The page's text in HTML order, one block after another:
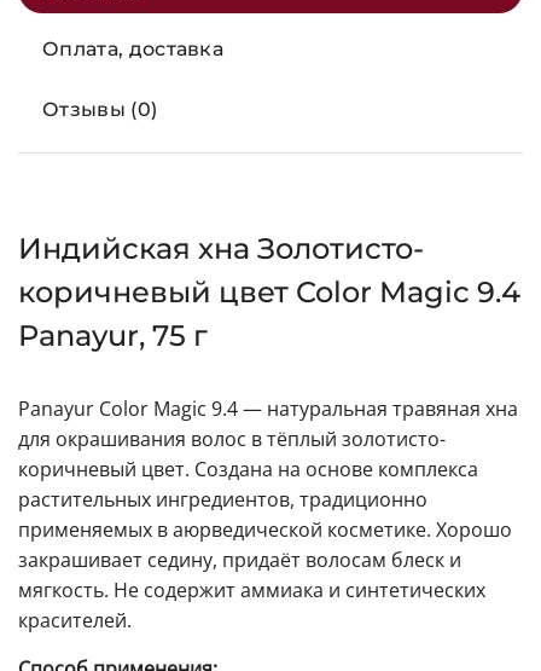
Оплата, доставка
Отзывы (0)
Индийская хна Золотисто-
коричневый цвет Color Magic 9.4
Panayur, 75 г
Panayur Color Magic 9.4 — натуральная травяная хна
для окрашивания волос в тёплый золотисто-
коричневый цвет. Создана на основе комплекса
растительных ингредиентов, традиционно
применяемых в аюрведической косметике. Хорошо
закрашивает седину, придаёт волосам блеск и
мягкость. Не содержит аммиака и синтетических
красителей.